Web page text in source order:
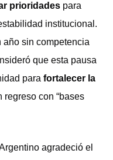
prioridades para
institucional.
año sin competencia
que esta pausa
para fortalecer la
regreso con “bases
agradeció el